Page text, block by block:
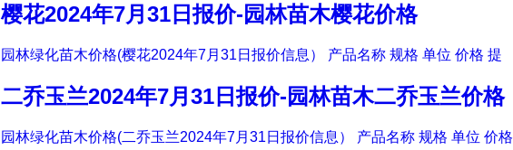
樱花2024年7月31日报价-园林苗木樱花价格
园林绿化苗木价格(樱花2024年7月31日报价信息） 产品名称 规格 单位 价格 提
二乔玉兰2024年7月31日报价-园林苗木二乔玉兰价格
园林绿化苗木价格(二乔玉兰2024年7月31日报价信息） 产品名称 规格 单位 价格